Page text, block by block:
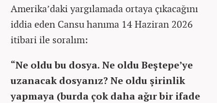
Amerika’daki yargılamada ortaya çıkacağını
iddia eden Cansu hanıma 14 Haziran 2026
itibari ile soralım:
“Ne oldu bu dosya. Ne oldu Beştepe’ye
uzanacak dosyanız? Ne oldu şirinlik
yapmaya (burda çok daha ağır bir ifade